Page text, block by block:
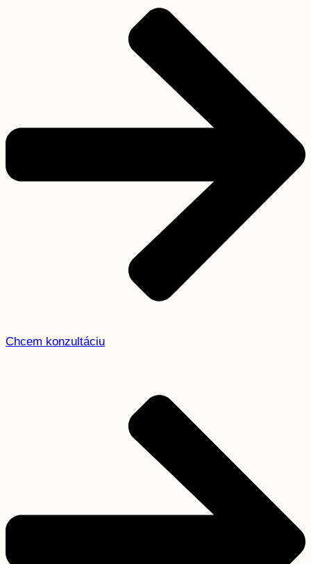
Chcem konzultáciu